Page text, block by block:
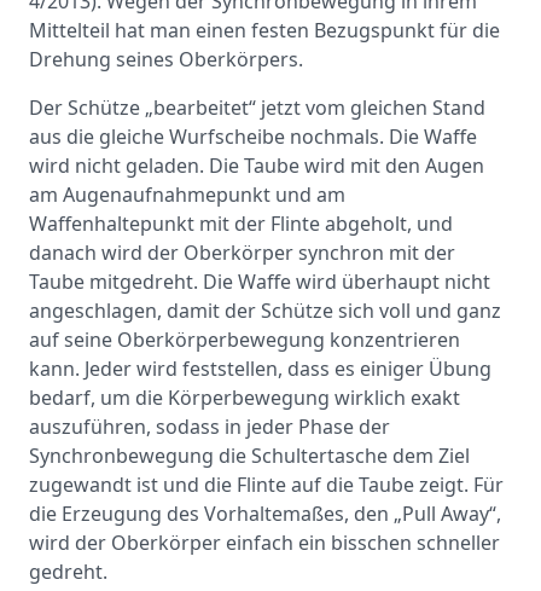
Mittelteil hat man einen festen Bezugspunkt für die
Drehung seines Oberkörpers.
Der Schütze „bearbeitet“ jetzt vom gleichen Stand
aus die gleiche Wurfscheibe nochmals. Die Waffe
wird nicht geladen. Die Taube wird mit den Augen
am Augenaufnahmepunkt und am
Waffenhaltepunkt mit der Flinte abgeholt, und
danach wird der Oberkörper synchron mit der
Taube mitgedreht. Die Waffe wird überhaupt nicht
angeschlagen, damit der Schütze sich voll und ganz
auf seine Oberkörperbewegung konzentrieren
kann. Jeder wird feststellen, dass es einiger Übung
bedarf, um die Körperbewegung wirklich exakt
auszuführen, sodass in jeder Phase der
Synchronbewegung die Schultertasche dem Ziel
zugewandt ist und die Flinte auf die Taube zeigt. Für
die Erzeugung des Vorhaltemaßes, den „Pull Away“,
wird der Oberkörper einfach ein bisschen schneller
gedreht.